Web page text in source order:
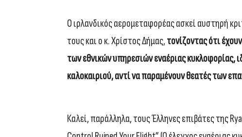
Ο ιρλανδικός αερομεταφορέας ασκεί αυστηρή
τους και ο κ. Χρίστος Δήμας, τονίζοντας ότι
των εθνικών υπηρεσιών εναέριας κυκλοφορίας,
καλοκαιριού, αντί να παραμένουν θεατές των
Καλεί, παράλληλα, τους Έλληνες επιβάτες της